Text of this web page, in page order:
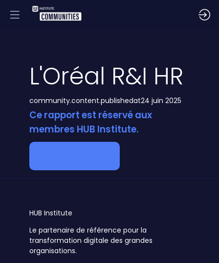
L'Oréal R&I HR
community.content.publishedat24 juin 2025
Ce rapport est réservé aux
membres HUB Institute.
HUB Institute
Le partenaire de référence pour la
transformation digitale des grandes
organisations.